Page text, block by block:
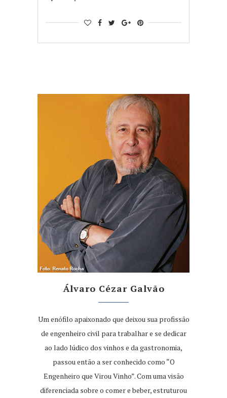
Álvaro Cézar Galvão
Um enófilo apaixonado que deixou sua profissão
de engenheiro civil para trabalhar e se dedicar
ao lado lúdico dos vinhos e da gastronomia,
passou então a ser conhecido como “O
Engenheiro que Virou Vinho”. Com uma visão
diferenciada sobre o comer e beber, estruturou